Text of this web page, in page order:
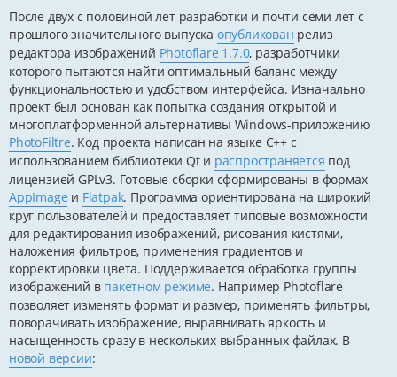
о
щ
е
н
и
е
После двух с половиной лет разработки и почти семи лет с
прошлого значительного выпуска опубликован релиз
редактора изображений Photoflare 1.7.0, разработчики
которого пытаются найти оптимальный баланс между
функциональностью и удобством интерфейса. Изначально
проект был основан как попытка создания открытой и
многоплатформенной альтернативы Windows-приложению
PhotoFiltre. Код проекта написан на языке С++ с
использованием библиотеки Qt и распространяется под
лицензией GPLv3. Готовые сборки сформированы в формах
AppImage и Flatpak. Программа ориентирована на широкий
круг пользователей и предоставляет типовые возможности
для редактирования изображений, рисования кистями,
наложения фильтров, применения градиентов и
корректировки цвета. Поддерживается обработка группы
изображений в пакетном режиме. Например Photoflare
позволяет изменять формат и размер, применять фильтры,
поворачивать изображение, выравнивать яркость и
насыщенность сразу в нескольких выбранных файлах. В
новой версии: